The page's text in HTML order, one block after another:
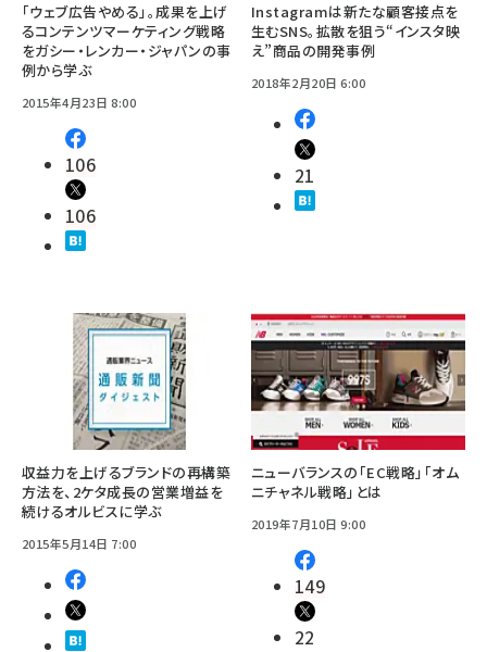
「ウェブ広告やめる」。成果を上げ
るコンテンツマーケティング戦略
をガシー・レンカー・ジャパンの事
例から学ぶ
2015年4月23日 8:00
106
106
Instagramは新たな顧客接点を
生むSNS。拡散を狙う“インスタ映
え”商品の開発事例
2018年2月20日 6:00
21
収益力を上げるブランドの再構築
方法を、2ケタ成長の営業増益を
続けるオルビスに学ぶ
2015年5月14日 7:00
ニューバランスの「EC戦略」「オム
ニチャネル戦略」とは
2019年7月10日 9:00
149
22